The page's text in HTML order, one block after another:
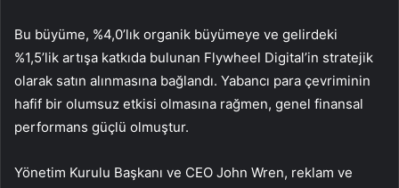
Bu büyüme, %4,0’lık organik büyümeye ve gelirdeki
%1,5’lik artışa katkıda bulunan Flywheel Digital’in stratejik
olarak satın alınmasına bağlandı. Yabancı para çevriminin
hafif bir olumsuz etkisi olmasına rağmen, genel finansal
performans güçlü olmuştur.
Yönetim Kurulu Başkanı ve CEO John Wren, reklam ve